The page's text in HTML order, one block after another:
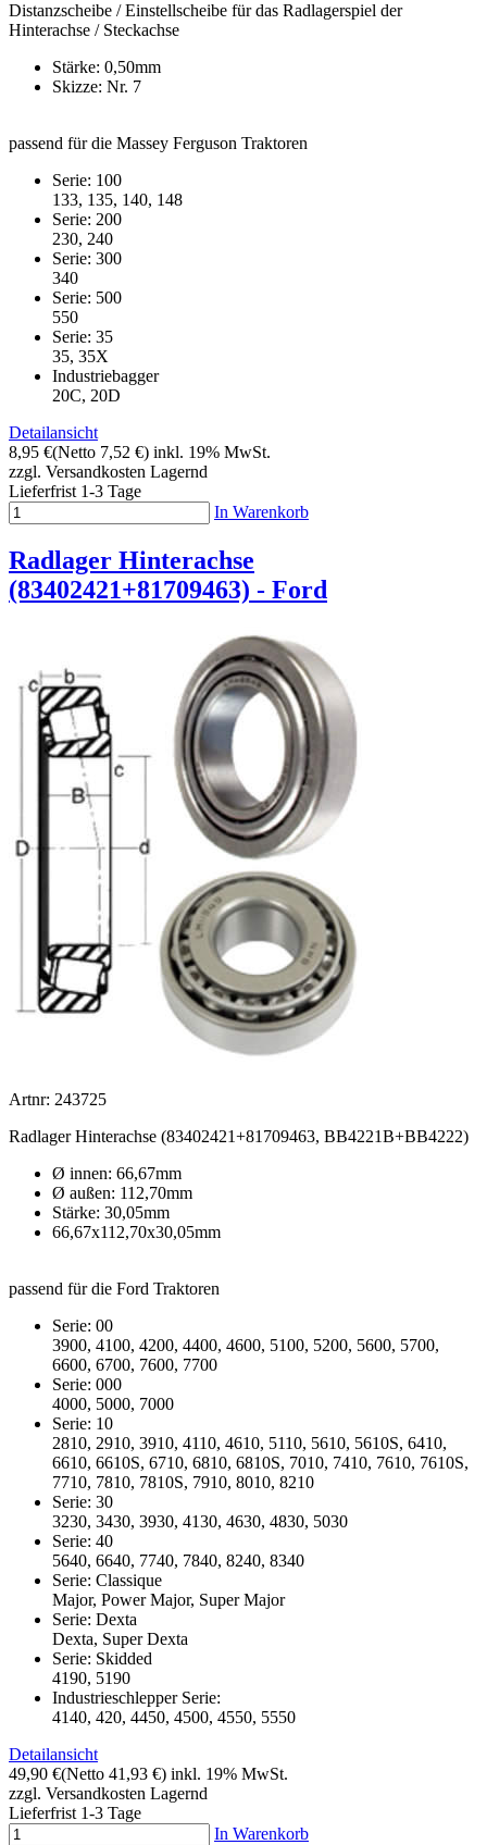
Distanzscheibe / Einstellscheibe für das Radlagerspiel der
Hinterachse / Steckachse
Stärke: 0,50mm
Skizze: Nr. 7
passend für die Massey Ferguson Traktoren
Serie: 100
133, 135, 140, 148
Serie: 200
230, 240
Serie: 300
340
Serie: 500
550
Serie: 35
35, 35X
Industriebagger
20C, 20D
Detailansicht
8,95 €(Netto 7,52 €) inkl. 19% MwSt.
zzgl. Versandkosten Lagernd
Lieferfrist 1-3 Tage
In Warenkorb
Radlager Hinterachse
(83402421+81709463) - Ford
Artnr: 243725
Radlager Hinterachse (83402421+81709463, BB4221B+BB4222)
Ø innen: 66,67mm
Ø außen: 112,70mm
Stärke: 30,05mm
66,67x112,70x30,05mm
passend für die Ford Traktoren
Serie: 00
3900, 4100, 4200, 4400, 4600, 5100, 5200, 5600, 5700,
6600, 6700, 7600, 7700
Serie: 000
4000, 5000, 7000
Serie: 10
2810, 2910, 3910, 4110, 4610, 5110, 5610, 5610S, 6410,
6610, 6610S, 6710, 6810, 6810S, 7010, 7410, 7610, 7610S,
7710, 7810, 7810S, 7910, 8010, 8210
Serie: 30
3230, 3430, 3930, 4130, 4630, 4830, 5030
Serie: 40
5640, 6640, 7740, 7840, 8240, 8340
Serie: Classique
Major, Power Major, Super Major
Serie: Dexta
Dexta, Super Dexta
Serie: Skidded
4190, 5190
Industrieschlepper Serie:
4140, 420, 4450, 4500, 4550, 5550
Detailansicht
49,90 €(Netto 41,93 €) inkl. 19% MwSt.
zzgl. Versandkosten Lagernd
Lieferfrist 1-3 Tage
In Warenkorb